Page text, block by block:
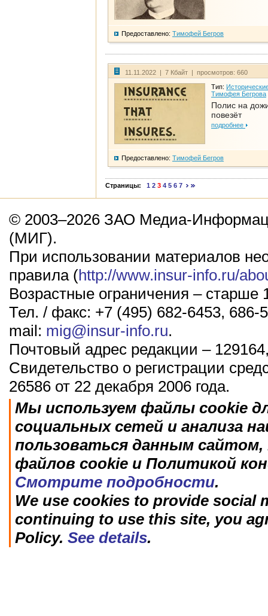
Предоставлено: Тимофей Бегров
11.11.2022 | 7 Кбайт | просмотров: 660
Тип:
Тимофея Бегрова
Полис на
повезёт
подробнее
Предоставлено: Тимофей Бегров
Страницы: 1 2 3 4 5 6 7
© 2003–2026 ЗАО Медиа-
(МИГ).
При использовании материалов
правила (http://www.insur-info.ru/
Возрастные ограничения – старше
Тел. / факс: +7 (495) 682-6453, 686-
mail: mig@insur-info.ru.
Почтовый адрес редакции –
Свидетельство о регистрации
26586 от 22 декабря 2006 года.
Мы используем файлы cookie
социальных сетей и анализа
пользоваться данным
файлов cookie и Политикой
Смотрите подробности.
We use cookies to provide social
continuing to use this site, you
Policy. See details.